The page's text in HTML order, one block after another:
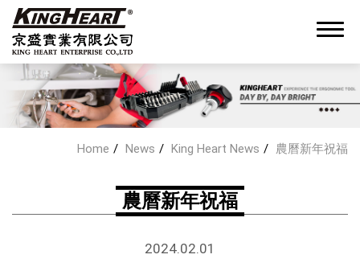
Home News King Heart News 農曆新年祝福
農曆新年祝福
2024 02.01
0
About King Heart
OEM/ODM Service